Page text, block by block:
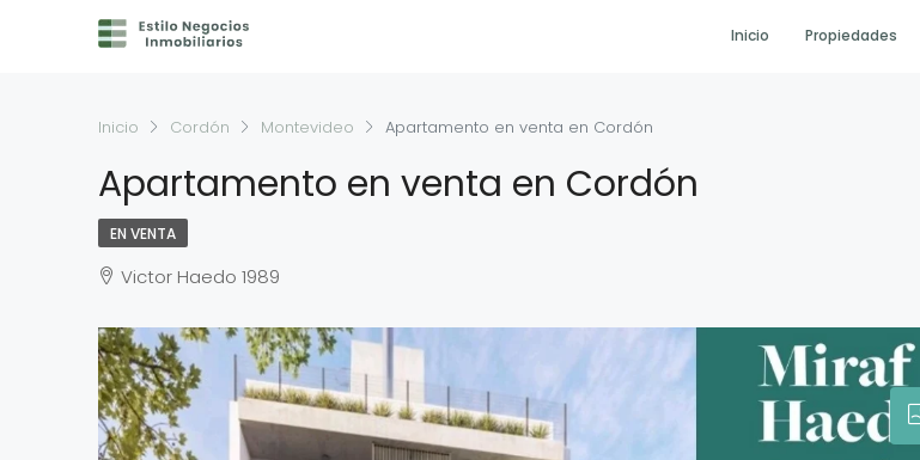
Inicio Propiedades
Inicio Cordón Montevideo Apartamento en venta en Cordón
Apartamento en venta en Cordón
EN VENTA
Victor Haedo 1989